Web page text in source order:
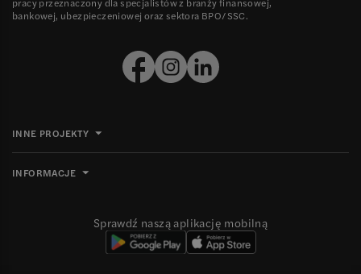
bankowej, ubezpieczeniowej oraz sektora BPO/SSC.
INNE PROJEKTY
INFORMACJE
Sprawdź naszą aplikację mobilną